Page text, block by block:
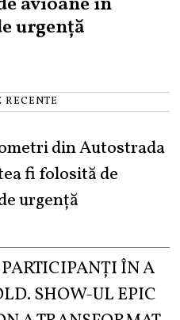
urgență
RECENTE
din Autostrada
fi folosită de
urgență
PARTICIPANȚI ÎN A
SHOW-UL EPIC